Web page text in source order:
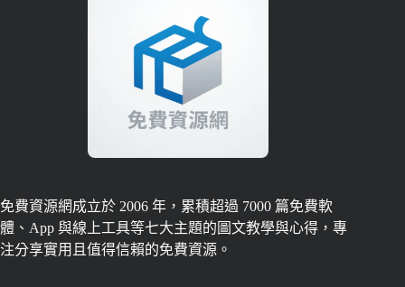
免費資源網成立於 2006 年，累積超過 7000 篇免費軟
體、App 與線上工具等七大主題的圖文教學與心得，專
注分享實用且值得信賴的免費資源。